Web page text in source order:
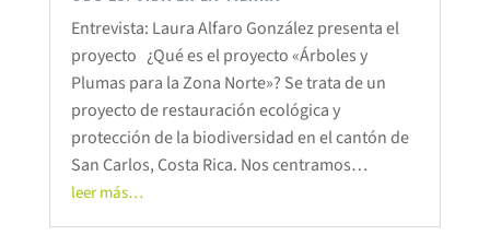
Entrevista: Laura Alfaro González presenta el
proyecto ¿Qué es el proyecto «Árboles y
Plumas para la Zona Norte»? Se trata de un
proyecto de restauración ecológica y
protección de la biodiversidad en el cantón de
San Carlos, Costa Rica. Nos centramos…
leer más…